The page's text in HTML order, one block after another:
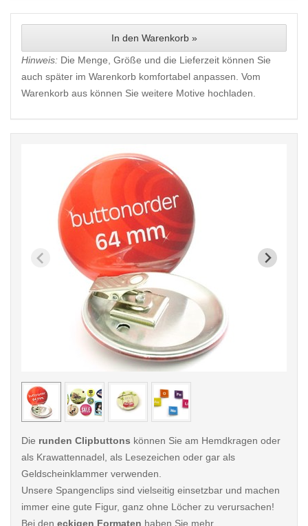
In den Warenkorb »
Hinweis: Die Menge, Größe und die Lieferzeit können Sie
auch später im Warenkorb komfortabel anpassen. Vom
Warenkorb aus können Sie weitere Motive hochladen.
< /picture>
Die runden Clipbuttons können Sie am Hemdkragen oder
als Krawattennadel, als Lesezeichen oder gar als
Geldscheinklammer verwenden.
Unsere Spangenclips sind vielseitig einsetzbar und machen
immer eine gute Figur, ganz ohne Löcher zu verursachen!
Bei den eckigen Formaten haben Sie mehr